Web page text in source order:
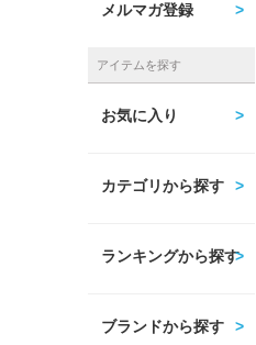
メルマガ登録
アイテムを探す
お気に入り
カテゴリから探す
ランキングから探す
ブランドから探す